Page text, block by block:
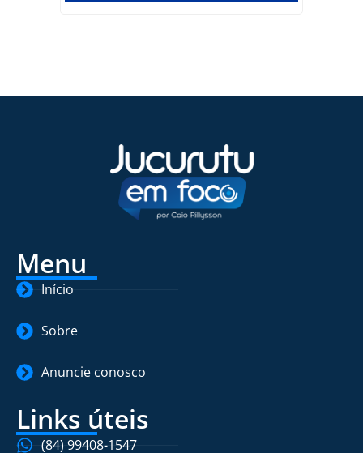
Menu
Início
Sobre
Anuncie conosco
Links úteis
(84) 99408-1547